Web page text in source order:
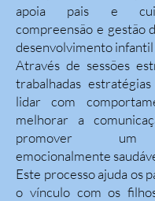
apoia pais e
compreensão e gestão
desenvolvimento
Através de sessões
trabalhadas
lidar com
melhorar a
promover um
emocionalmente
Este processo ajuda os
o vínculo com os